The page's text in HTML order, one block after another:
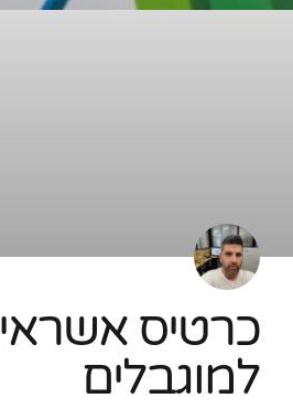
כרטיס אשראי
למוגבלים